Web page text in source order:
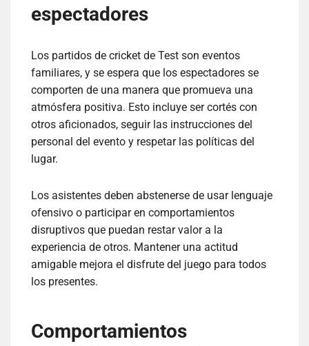
espectadores
Los partidos de cricket de Test son eventos
familiares, y se espera que los espectadores se
comporten de una manera que promueva una
atmósfera positiva. Esto incluye ser cortés con
otros aficionados, seguir las instrucciones del
personal del evento y respetar las políticas del
lugar.
Los asistentes deben abstenerse de usar lenguaje
ofensivo o participar en comportamientos
disruptivos que puedan restar valor a la
experiencia de otros. Mantener una actitud
amigable mejora el disfrute del juego para todos
los presentes.
Comportamientos